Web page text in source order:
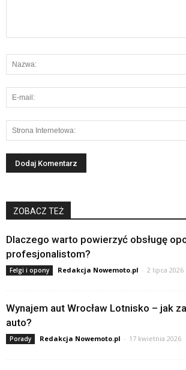
ZOBACZ TEŻ
Dlaczego warto powierzyć obsługę
profesjonalistom?
Felgi i opony Redakcja Nowemoto.pl - 2 lipca 2026
Wynajem aut Wrocław Lotnisko – jak
auto?
Porady Redakcja Nowemoto.pl - 17 kwietnia 2026